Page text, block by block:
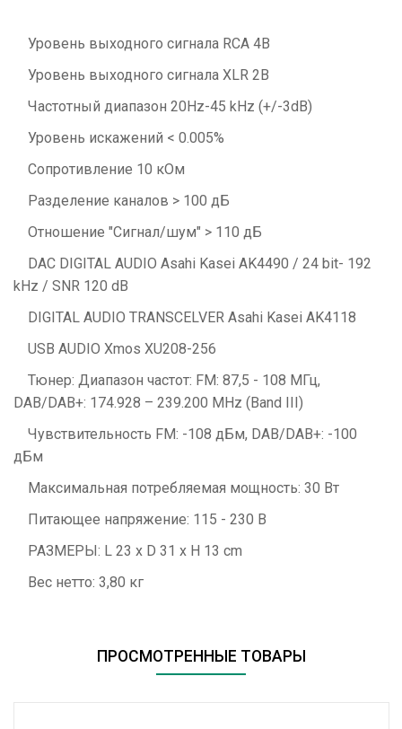
Уровень выходного сигнала RCA 4В
Уровень выходного сигнала XLR 2В
Частотный диапазон 20Hz-45 kHz (+/-3dB)
Уровень искажений < 0.005%
Сопротивление 10 кОм
Разделение каналов > 100 дБ
Отношение "Сигнал/шум" > 110 дБ
DAC DIGITAL AUDIO Asahi Kasei AK4490 / 24 bit- 192
kHz / SNR 120 dB
DIGITAL AUDIO TRANSCELVER Asahi Kasei AK4118
USB AUDIO Xmos XU208-256
Тюнер: Диапазон частот: FM: 87,5 - 108 МГц,
DAB/DAB+: 174.928 – 239.200 MHz (Band III)
Чувствительность FM: -108 дБм, DAB/DAB+: -100
дБм
Максимальная потребляемая мощность: 30 Вт
Питающее напряжение: 115 - 230 В
РАЗМЕРЫ: L 23 x D 31 x H 13 cm
Вес нетто: 3,80 кг
ПРОСМОТРЕННЫЕ ТОВАРЫ